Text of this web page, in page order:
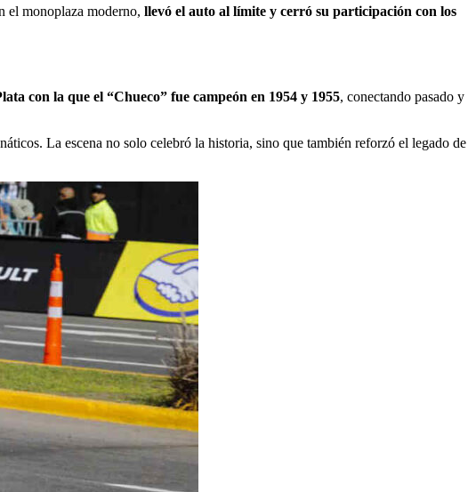
el monoplaza moderno, llevó el auto al límite y cerró su participación con los
con la que el “Chueco” fue campeón en 1954 y 1955, conectando pasado y
La escena no solo celebró la historia, sino que también reforzó el legado de